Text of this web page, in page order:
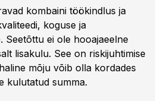
kombaini töökindlus ja
koguse ja
Seetõttu ei ole hooajaeelne
lisakulu. See on riskijuhtimise
mõju võib olla kordades
kulutatud summa.